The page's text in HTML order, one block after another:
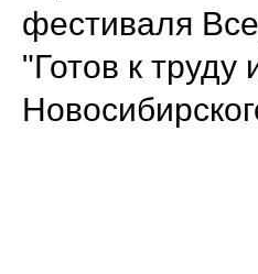
фестиваля
"Готов к